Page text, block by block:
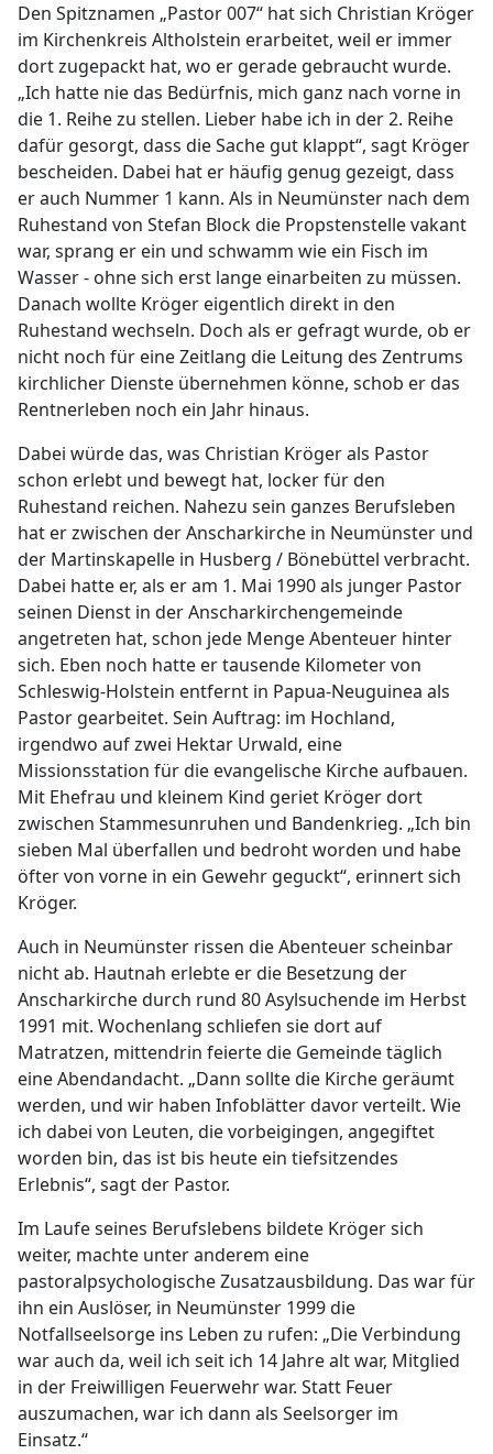
Den Spitznamen „Pastor 007“ hat sich Christian Kröger
im Kirchenkreis Altholstein erarbeitet, weil er immer
dort zugepackt hat, wo er gerade gebraucht wurde.
„Ich hatte nie das Bedürfnis, mich ganz nach vorne in
die 1. Reihe zu stellen. Lieber habe ich in der 2. Reihe
dafür gesorgt, dass die Sache gut klappt“, sagt Kröger
bescheiden. Dabei hat er häufig genug gezeigt, dass
er auch Nummer 1 kann. Als in Neumünster nach dem
Ruhestand von Stefan Block die Propstenstelle vakant
war, sprang er ein und schwamm wie ein Fisch im
Wasser - ohne sich erst lange einarbeiten zu müssen.
Danach wollte Kröger eigentlich direkt in den
Ruhestand wechseln. Doch als er gefragt wurde, ob er
nicht noch für eine Zeitlang die Leitung des Zentrums
kirchlicher Dienste übernehmen könne, schob er das
Rentnerleben noch ein Jahr hinaus.
Dabei würde das, was Christian Kröger als Pastor
schon erlebt und bewegt hat, locker für den
Ruhestand reichen. Nahezu sein ganzes Berufsleben
hat er zwischen der Anscharkirche in Neumünster und
der Martinskapelle in Husberg / Bönebüttel verbracht.
Dabei hatte er, als er am 1. Mai 1990 als junger Pastor
seinen Dienst in der Anscharkirchengemeinde
angetreten hat, schon jede Menge Abenteuer hinter
sich. Eben noch hatte er tausende Kilometer von
Schleswig-Holstein entfernt in Papua-Neuguinea als
Pastor gearbeitet. Sein Auftrag: im Hochland,
irgendwo auf zwei Hektar Urwald, eine
Missionsstation für die evangelische Kirche aufbauen.
Mit Ehefrau und kleinem Kind geriet Kröger dort
zwischen Stammesunruhen und Bandenkrieg. „Ich bin
sieben Mal überfallen und bedroht worden und habe
öfter von vorne in ein Gewehr geguckt“, erinnert sich
Kröger.
Auch in Neumünster rissen die Abenteuer scheinbar
nicht ab. Hautnah erlebte er die Besetzung der
Anscharkirche durch rund 80 Asylsuchende im Herbst
1991 mit. Wochenlang schliefen sie dort auf
Matratzen, mittendrin feierte die Gemeinde täglich
eine Abendandacht. „Dann sollte die Kirche geräumt
werden, und wir haben Infoblätter davor verteilt. Wie
ich dabei von Leuten, die vorbeigingen, angegiftet
worden bin, das ist bis heute ein tiefsitzendes
Erlebnis“, sagt der Pastor.
Im Laufe seines Berufslebens bildete Kröger sich
weiter, machte unter anderem eine
pastoralpsychologische Zusatzausbildung. Das war für
ihn ein Auslöser, in Neumünster 1999 die
Notfallseelsorge ins Leben zu rufen: „Die Verbindung
war auch da, weil ich seit ich 14 Jahre alt war, Mitglied
in der Freiwilligen Feuerwehr war. Statt Feuer
auszumachen, war ich dann als Seelsorger im
Einsatz.“